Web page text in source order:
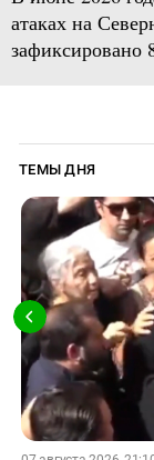
атаках на
зафиксировано
ТЕМЫ ДНЯ